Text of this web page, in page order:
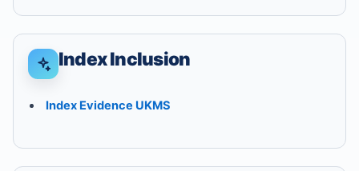
Index Inclusion
Index Evidence UKMS